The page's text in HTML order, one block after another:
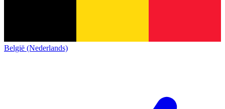
België (Nederlands)